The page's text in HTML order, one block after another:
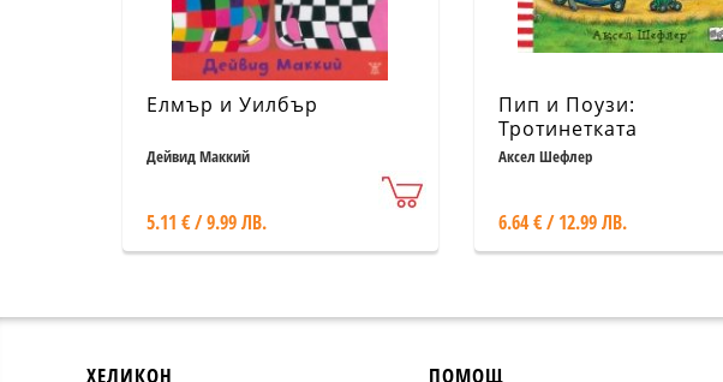
Елмър и Уилбър
Дейвид Маккий
5.11 € / 9.99 ЛВ.
Пип и Поузи:
Тротинетката
Аксел Шефлер
6.64 € / 12.99 ЛВ.
ХЕЛИКОН ПОМОЩ